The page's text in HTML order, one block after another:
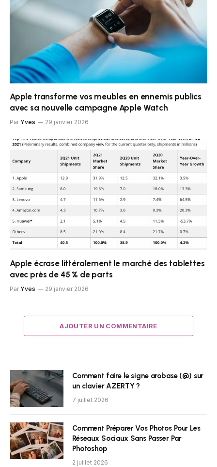
Apple transforme vos meubles en ennemis publics
avec sa nouvelle campagne Apple Watch
Par Yves 29 janvier 2026
Apple écrase littéralement le marché des tablettes
avec près de 45 % de parts
Par Yves 29 janvier 2026
AJOUTER UN COMMENTAIRE
Comment faire le signe arobase (@) sur
un clavier AZERTY ?
7 juillet 2026
Comment Préparer Vos Photos Pour Les
Réseaux Sociaux Sans Passer Par
Photoshop
2 juillet 2026